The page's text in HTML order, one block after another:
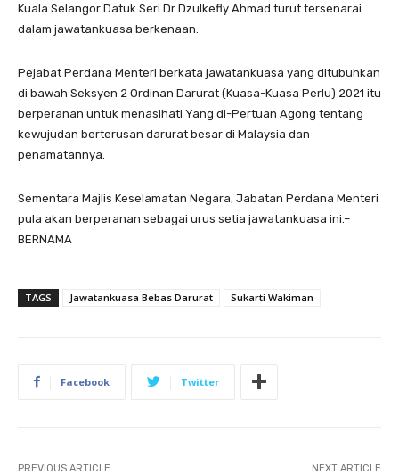
Kuala Selangor Datuk Seri Dr Dzulkefly Ahmad turut tersenarai
dalam jawatankuasa berkenaan.
Pejabat Perdana Menteri berkata jawatankuasa yang ditubuhkan
di bawah Seksyen 2 Ordinan Darurat (Kuasa-Kuasa Perlu) 2021 itu
berperanan untuk menasihati Yang di-Pertuan Agong tentang
kewujudan berterusan darurat besar di Malaysia dan
penamatannya.
Sementara Majlis Keselamatan Negara, Jabatan Perdana Menteri
pula akan berperanan sebagai urus setia jawatankuasa ini.–
BERNAMA
TAGS Jawatankuasa Bebas Darurat Sukarti Wakiman
Facebook Twitter
PREVIOUS ARTICLE NEXT ARTICLE